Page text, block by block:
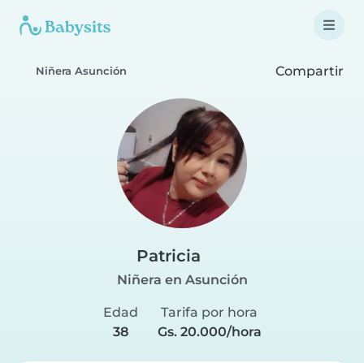
Niñera Asunción Compartir
Patricia
Niñera en Asunción
Edad
38
Tarifa por hora
Gs. 20.000/hora